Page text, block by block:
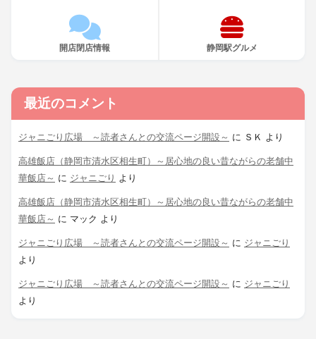
開店閉店情報 静岡駅グルメ
最近のコメント
ジャニごり広場 ～読者さんとの交流ページ開設～ に ＳＫ より
高雄飯店（静岡市清水区相生町）～居心地の良い昔ながらの老舗中
華飯店～ に ジャニごり より
高雄飯店（静岡市清水区相生町）～居心地の良い昔ながらの老舗中
華飯店～ に マック より
ジャニごり広場 ～読者さんとの交流ページ開設～ に ジャニごり
より
ジャニごり広場 ～読者さんとの交流ページ開設～ に ジャニごり
より